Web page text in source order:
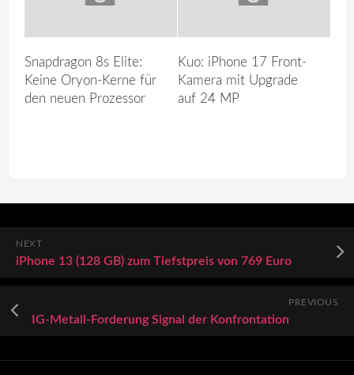
Snapdragon 8s Elite:
Keine Oryon-Kerne für
den neuen Prozessor
Kuo: iPhone 17 Front-
Kamera mit Upgrade
auf 24 MP
NEXT
iPhone 13 (128 GB) zum Tiefstpreis von 769 Euro
PREVIOUS
IG-Metall-Forderung Signal der Konfrontation